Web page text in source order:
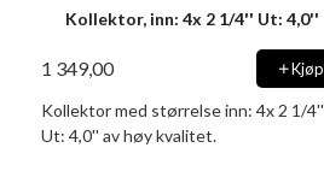
Kollektor, inn: 4x 2 1/4'' Ut: 4,0''
1 349,00 Kjøp
Kollektor med størrelse inn: 4x 2 1/4''
Ut: 4,0'' av høy kvalitet.